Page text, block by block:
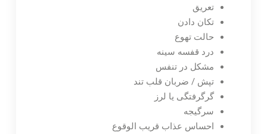
تعریق
تکان دادن
حالت تهوع
درد قفسه سینه
مشکل در تنفس
تپش / ضربان قلب تند
گرگرفتگی یا لرز
سرگیجه
احساس عذاب قریب الوقوع